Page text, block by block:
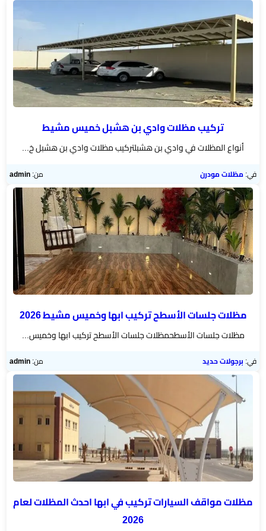
مظلات
برجولات
حدائق
تركيب
خيام
وبيوت
شعر
مظلات
مودرن
هناجر
ومستودعات
الجنوب
تركيب مظلات وادي بن هشبل خميس مشيط
أنواع المظلات في وادي بن هشبلتركيب مظلات وادي بن هشبل خ...
في:مظلات مودرن من:admin
مظلات جلسات الأسطح تركيب ابها وخميس مشيط 2026
مظلات جلسات الأسطحمظلات جلسات الأسطح تركيب ابها وخميس...
في: برجولات حديد من:admin
مظلات مواقف السيارات تركيب في ابها احدث المظلات لعام
2026